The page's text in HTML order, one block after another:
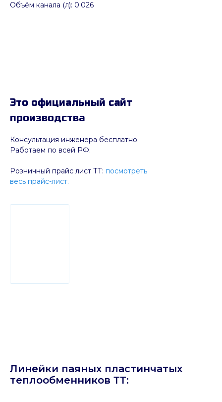
Объём канала (л): 0.026
Консультация инженера бесплатно.
Работаем по всей РФ.
Розничный прайс лист ТТ: посмотреть
весь прайс-лист.
Это официальный сайт
производства
Линейки паяных пластинчатых
теплообменников ТТ: